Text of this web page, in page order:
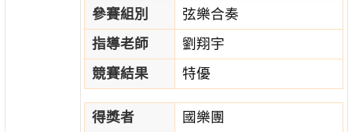
參賽組別
弦樂合奏
指導老師
劉翔宇
競賽結果
特優
得獎者
國樂團